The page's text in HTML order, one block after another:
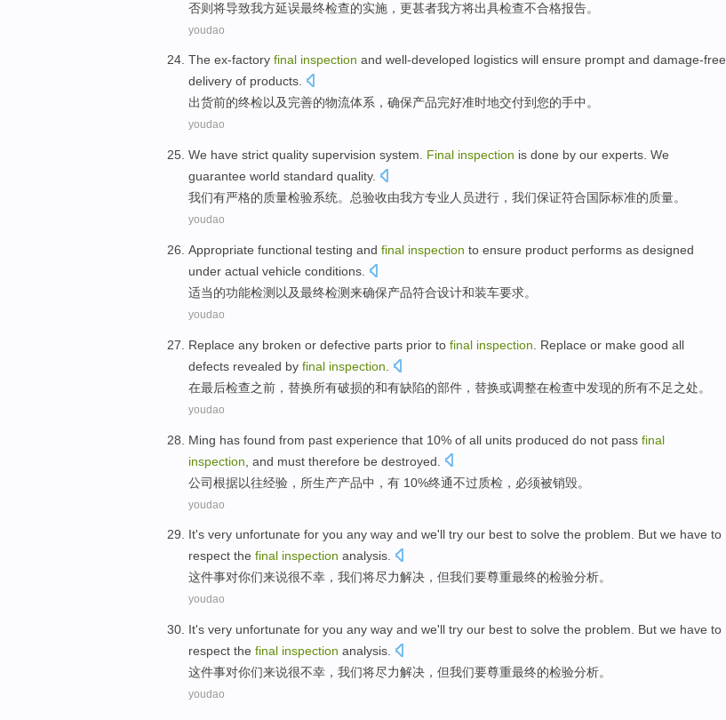
否则将导致我方延误最终检查的实施，更甚者我方将出具检查不合格报告。
youdao
The ex-factory final inspection and well-developed logistics will ensure prompt and damage-free
delivery of products.
出货前的终检以及完善的物流体系， 确保产品完好准时地交付到您的手中。
youdao
We have strict quality supervision system Final inspection is done by our experts . We
guarantee world standard quality.
我们有严格的质量检验系统。总验收由我方专业人员进行 ，我们保证符合国际标准的质量。
youdao
Appropriate functional testing and final inspection to ensure product performs as designed
under actual vehicle conditions
适当的功能检测 以及最终检测来确保产品符合设计和装车要求。
youdao
Replace any broken or defective parts prior to final inspection . Replace or make good all
defects revealed by final inspection
在最后检查之前 ， 替换所有破损的和有缺陷的部件 ，替换或调整在检查中发现的所有不足之处。
youdao
Ming has found from past experience that 10% of all units produced do not pass final
inspection , and must therefore be destroyed
公司根据以往经验 ，所生产产品中 ，有 10%终通不过质检 ， 必须被销毁。
youdao
It's very unfortunate for you any way and we'll try our best to solve the problem. But we have to
respect the final inspection analysis.
这件事对你们来说很不幸， 我们将尽力解决 ， 但我们要尊重最终的检验分析。
youdao
It's very unfortunate for you any way and we'll try our best to solve the problem. But we have to
respect the final inspection analysis
这件事对你们来说很不幸， 我们将尽力解决 ， 但我们要尊重最终的检验分析。
youdao